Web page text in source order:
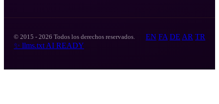
© 2015 - 2026 Todos los derechos reservados. EN FA DE AR TR
✨ llms.txt AI READY